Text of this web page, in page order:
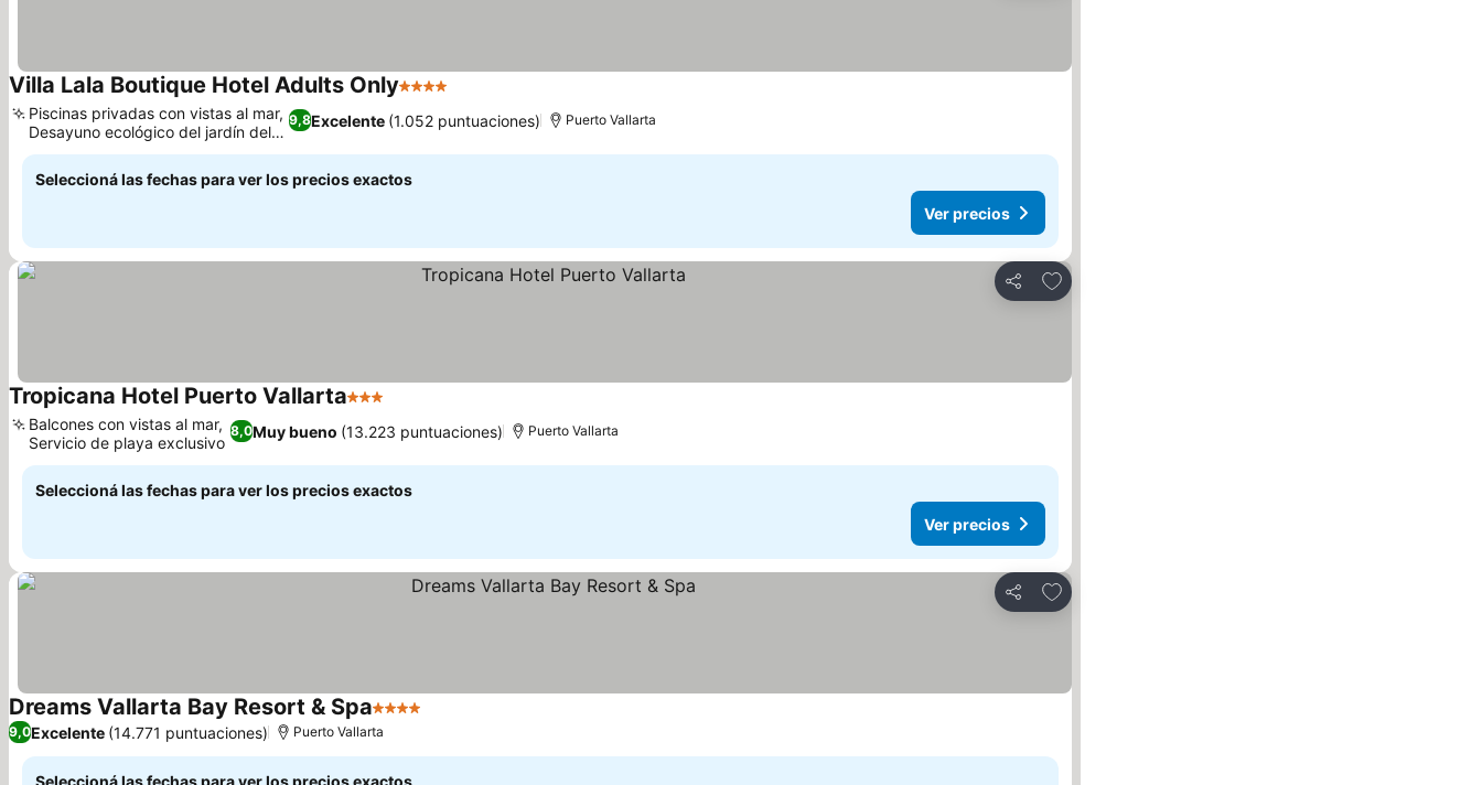
Villa Lala Boutique Hotel Adults Only4 Estrellas
9,8Excelente (1.052 puntuaciones)
Piscinas privadas con vistas al mar,
Desayuno ecológico del jardín del
hotel
Puerto Vallarta
Seleccioná las fechas para ver los precios exactos
Ver precios
Compartir
Añadir a favoritos
Tropicana Hotel Puerto Vallarta3 Estrellas
8,0Muy bueno (13.223 puntuaciones)
Balcones con vistas al mar,
Servicio de playa exclusivo
Puerto Vallarta
Seleccioná las fechas para ver los precios exactos
Ver precios
Compartir
Añadir a favoritos
Dreams Vallarta Bay Resort & Spa4 Estrellas
9,0Excelente (14.771 puntuaciones) Puerto Vallarta
Seleccioná las fechas para ver los precios exactos